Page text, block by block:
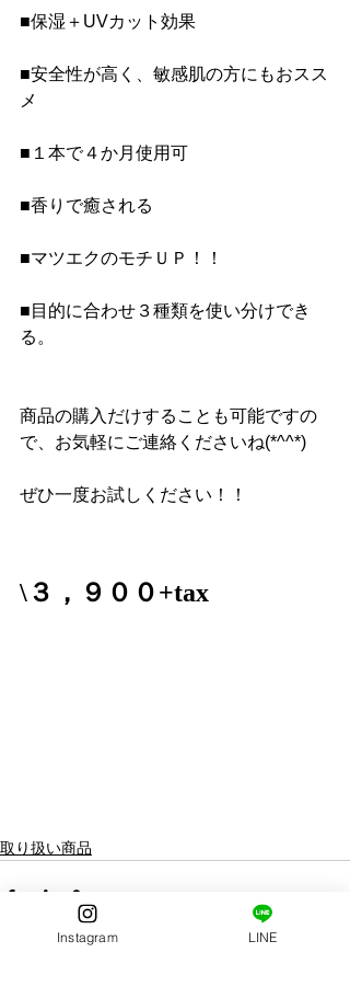
■保湿＋UVカット効果
■安全性が高く、敏感肌の方にもおスス
メ
■１本で４か月使用可
■香りで癒される
■マツエクのモチＵＰ！！
■目的に合わせ３種類を使い分けでき
る。
商品の購入だけすることも可能ですの
で、お気軽にご連絡くださいね(*^^*)
ぜひ一度お試しください！！
\３，９００+tax
取り扱い商品
Instagram LINE